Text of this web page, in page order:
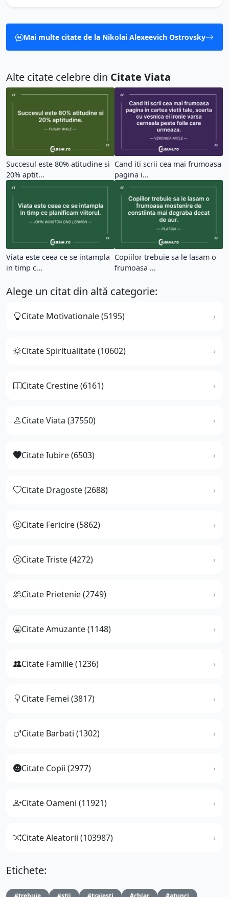
Mai multe citate de la Nikolai Alexeevich Ostrovsky
Alte citate celebre din Citate Viata
Succesul este 80% atitudine si
20% aptit...
Cand iti scrii cea mai frumoasa
pagina i...
Viata este ceea ce se intampla
in timp c...
Copiilor trebuie sa le lasam o
frumoasa ...
Alege un citat din altă categorie:
Citate Motivationale (5195)
Citate Spiritualitate (10602)
Citate Crestine (6161)
Citate Viata (37550)
Citate Iubire (6503)
Citate Dragoste (2688)
Citate Fericire (5862)
Citate Triste (4272)
Citate Prietenie (2749)
Citate Amuzante (1148)
Citate Familie (1236)
Citate Femei (3817)
Citate Barbati (1302)
Citate Copii (2977)
Citate Oameni (11921)
Citate Aleatorii (103987)
Etichete: